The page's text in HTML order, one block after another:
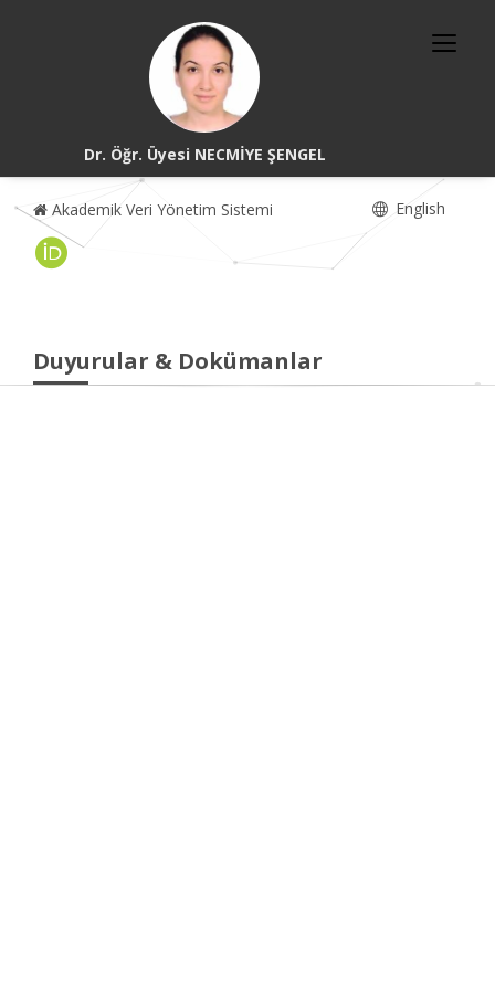
Dr. Öğr. Üyesi NECMİYE ŞENGEL
Akademik Veri Yönetim Sistemi English
Duyurular & Dokümanlar